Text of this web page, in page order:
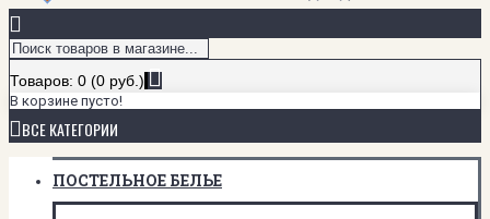
Товаров: 0 (0 руб.)
В корзине пусто!
ВСЕ КАТЕГОРИИ
ПОСТЕЛЬНОЕ БЕЛЬЕ